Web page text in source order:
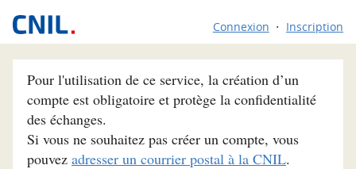
Connexion Inscription
Pour l'utilisation de ce service, la création d’un
compte est obligatoire et protège la confidentialité
des échanges.
Si vous ne souhaitez pas créer un compte, vous
pouvez adresser un courrier postal à la CNIL.